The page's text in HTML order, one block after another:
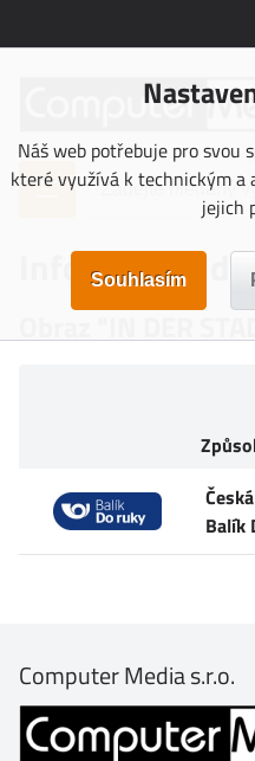
Náš web potřebuje pro svou
které využívá k technickým a
jejich
Informace o
Balík
Computer Media s.r.o.